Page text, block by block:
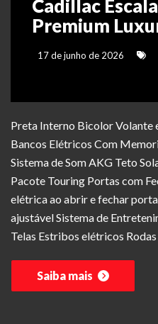
Cadillac
Premium
17 de junho de 2026
Preta Interno Bicolor
Bancos Elétricos Com
Sistema de Som AKG Teto
Pacote Touring Portas com
elétrica ao abrir e fechar
ajustável Sistema de
Telas Estribos elétricos
Saiba mais